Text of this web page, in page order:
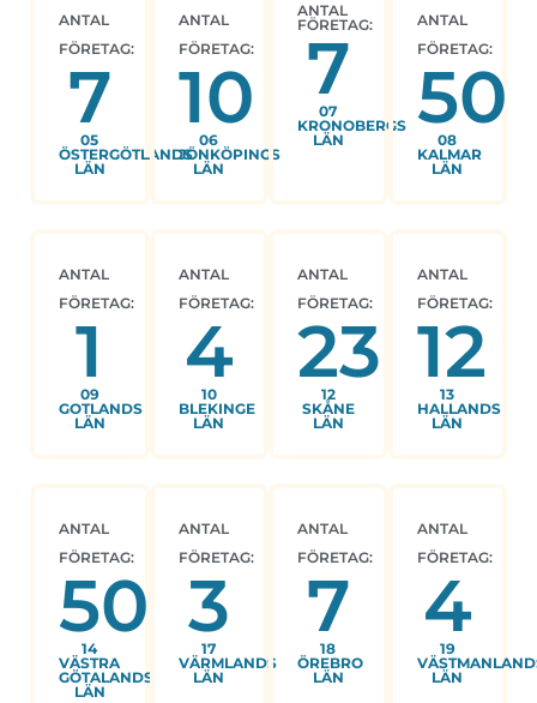
ANTAL
FÖRETAG:
7
05
ÖSTERGÖTLANDS
LÄN
ANTAL
FÖRETAG:
10
06
JÖNKÖPINGS
LÄN
ANTAL
FÖRETAG:
7
07
KRONOBERGS
LÄN
ANTAL
FÖRETAG:
50
08
KALMAR
LÄN
ANTAL
FÖRETAG:
1
09
GOTLANDS
LÄN
ANTAL
FÖRETAG:
4
10
BLEKINGE
LÄN
ANTAL
FÖRETAG:
23
12
SKÅNE
LÄN
ANTAL
FÖRETAG:
12
13
HALLANDS
LÄN
ANTAL
FÖRETAG:
50
14
VÄSTRA
GÖTALANDS
LÄN
ANTAL
FÖRETAG:
3
17
VÄRMLANDS
LÄN
ANTAL
FÖRETAG:
7
18
ÖREBRO
LÄN
ANTAL
FÖRETAG:
4
19
LÄN